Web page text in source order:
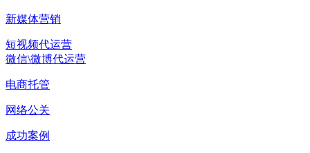
新媒体营销
短视频代运营
微信\微博代运营
电商托管
网络公关
成功案例